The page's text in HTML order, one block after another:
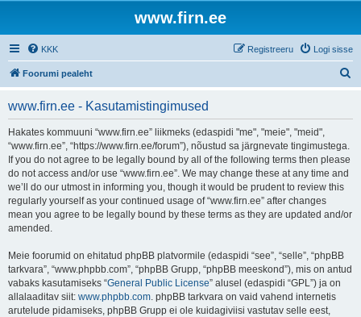
www.firn.ee
KKK Logi sisse
Registreeru
Foorumi pealeht
www.firn.ee - Kasutamistingimused
Hakates kommuuni “www.firn.ee” liikmeks (edaspidi "me", "meie", "meid",
“www.firn.ee”, “https://www.firn.ee/forum”), nõustud sa järgnevate tingimustega.
If you do not agree to be legally bound by all of the following terms then please
do not access and/or use “www.firn.ee”. We may change these at any time and
we’ll do our utmost in informing you, though it would be prudent to review this
regularly yourself as your continued usage of “www.firn.ee” after changes
mean you agree to be legally bound by these terms as they are updated and/or
amended.
Meie foorumid on ehitatud phpBB platvormile (edaspidi “see”, “selle”, “phpBB
tarkvara”, “www.phpbb.com”, “phpBB Grupp, “phpBB meeskond”), mis on antud
vabaks kasutamiseks “General Public License” alusel (edaspidi “GPL”) ja on
allalaaditav siit: www.phpbb.com. phpBB tarkvara on vaid vahend internetis
arutelude pidamiseks, phpBB Grupp ei ole kuidagiviisi vastutav selle eest,